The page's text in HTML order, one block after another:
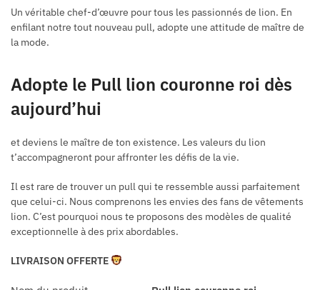
Un véritable chef-d’œuvre pour tous les passionnés de lion. En
enfilant notre tout nouveau pull, adopte une attitude de maître de
la mode.
Adopte le Pull lion couronne roi dès
aujourd’hui
et deviens le maître de ton existence. Les valeurs du lion
t’accompagneront pour affronter les défis de la vie.
Il est rare de trouver un pull qui te ressemble aussi parfaitement
que celui-ci. Nous comprenons les envies des fans de vêtements
lion. C’est pourquoi nous te proposons des modèles de qualité
exceptionnelle à des prix abordables.
LIVRAISON OFFERTE